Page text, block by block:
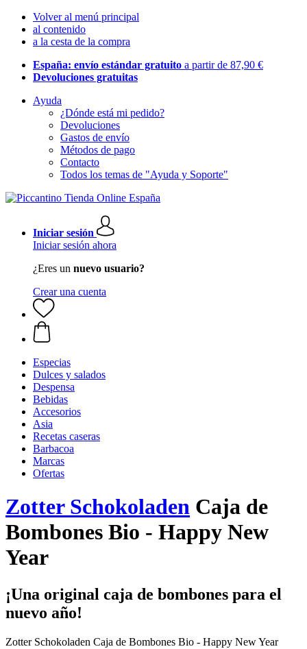
Volver al menú principal
al contenido
a la cesta de la compra
España: envío estándar gratuito a partir de 87,90 €
Devoluciones gratuitas
Ayuda
¿Dónde está mi pedido?
Devoluciones
Gastos de envío
Métodos de pago
Contacto
Todos los temas de "Ayuda y Soporte"
Iniciar sesión
Iniciar sesión ahora
¿Eres un nuevo usuario?
Crear una cuenta
Especias
Dulces y salados
Despensa
Bebidas
Accesorios
Asia
Recetas caseras
Barbacoa
Marcas
Ofertas
Zotter Schokoladen Caja de
Bombones Bio - Happy New
Year
¡Una original caja de bombones para el
nuevo año!
Zotter Schokoladen Caja de Bombones Bio - Happy New Year